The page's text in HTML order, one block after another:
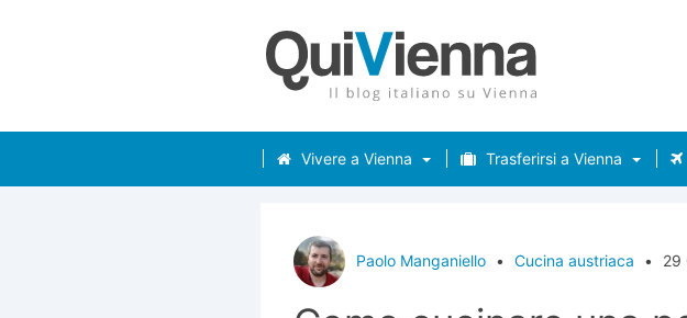
Vivere a Vienna Trasferirsi a Vienna
Paolo Manganiello • Cucina austriaca • 29